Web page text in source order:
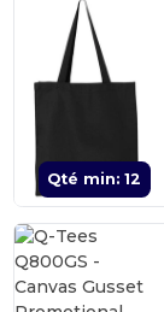
Qté min: 12